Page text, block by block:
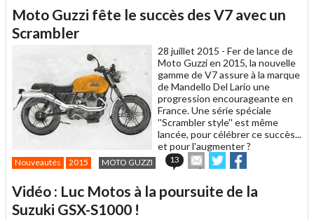
à
Moto Guzzi fête le succès des V7 avec un
Scrambler
28 juillet 2015 - Fer de lance de
Moto Guzzi en 2015, la nouvelle
gamme de V7 assure à la marque
de Mandello Del Lario une
progression encourageante en
France. Une série spéciale
''Scrambler style'' est même
lancée, pour célébrer ce succès...
et pour l'augmenter ?
Nouveautés 2015 MOTO GUZZI 13
Envoyer
cet
à
Partager
sur sur
Vidéo : Luc Motos à la poursuite de la
Suzuki GSX-S1000 !